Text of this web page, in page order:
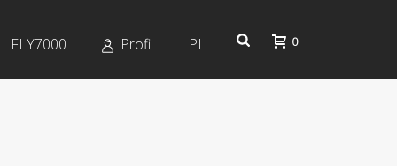
FLY7000 Profil PL 0